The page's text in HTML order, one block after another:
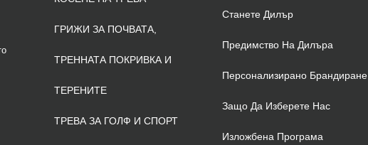
ГРИЖИ ЗА ПОЧВАТА,
ТРЕННАТА ПОКРИВКА И
ТЕРЕНИТЕ
ТРЕВА ЗА ГОЛФ И СПОРТ
Станете Дилър
Предимство На Дилъра
Персонализирано Брандиране
Защо Да Изберете Нас
Изложбена Програма